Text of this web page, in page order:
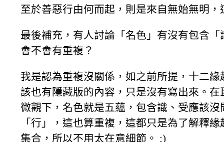
至於善惡行由何而起，則是來自無始無明
最後補充，有人討論「名色」有沒有包含
會不會有重複？
我是認為重複沒關係，如之前所提，十二
該也有隱藏版的內容，只是沒有寫出來。
微觀下，名色就是五蘊，包含識、受應該
「行」，這也算重複，這都只是為了解釋
集合，所以不用太在意細節。 :)